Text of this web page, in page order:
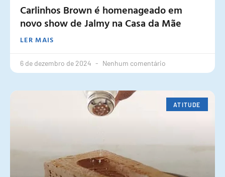
Carlinhos Brown é homenageado em
novo show de Jalmy na Casa da Mãe
LER MAIS
6 de dezembro de 2024 Nenhum comentário
ATITUDE